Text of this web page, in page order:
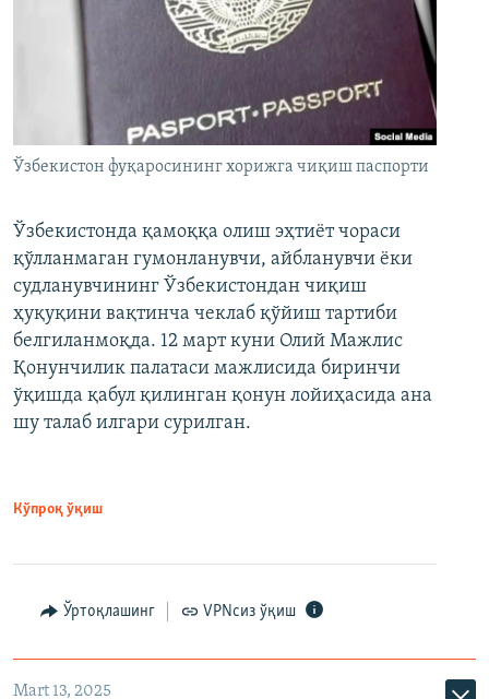
Ўзбекистон фуқаросининг хорижга чиқиш паспорти
Ўзбекистонда қамоққа олиш эҳтиёт чораси
қўлланмаган гумонланувчи, айбланувчи ёки
судланувчининг Ўзбекистондан чиқиш
ҳуқуқини вақтинча чеклаб қўйиш тартиби
белгиланмоқда. 12 март куни Олий Мажлис
Қонунчилик палатаси мажлисида биринчи
ўқишда қабул қилинган қонун лойиҳасида ана
шу талаб илгари сурилган.
Кўпроқ ўқиш
Ўртоқлашинг VPNсиз ўқиш
Mart 13, 2025